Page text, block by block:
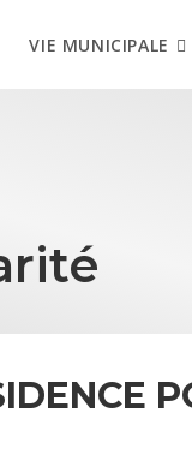
VIE MUNICIPALE